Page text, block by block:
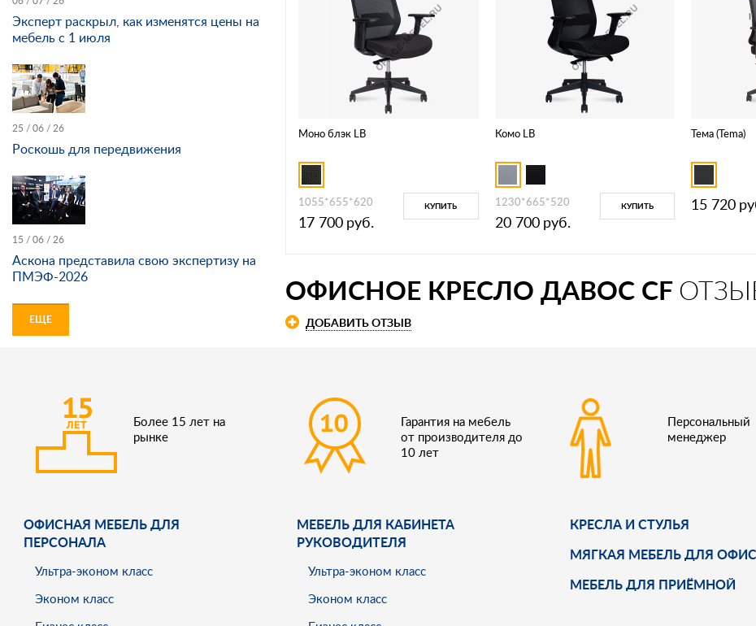
Моно блэк LB
1055*655*620
17 700 руб.
КУПИТЬ
Комо LB
1230*665*520
20 700 руб.
КУПИТЬ
Тема (Tema)
15 720
ОФИСНОЕ КРЕСЛО ДАВОС CF
ДОБАВИТЬ ОТЗЫВ
Эксперт раскрыл, как изменятся цены на
мебель с 1 июля
25 / 06 / 26
Роскошь для передвижения
15 / 06 / 26
Аскона представила свою экспертизу на
ПМЭФ-2026
ЕЩЕ
Более 15 лет на
рынке
Гарантия на мебель
от производителя до
10 лет
Персональный
менеджер
ОФИСНАЯ МЕБЕЛЬ ДЛЯ
ПЕРСОНАЛА
Ультра-эконом класс
Эконом класс
МЕБЕЛЬ ДЛЯ КАБИНЕТА
РУКОВОДИТЕЛЯ
Ультра-эконом класс
Эконом класс
КРЕСЛА И СТУЛЬЯ
МЯГКАЯ МЕБЕЛЬ ДЛЯ
МЕБЕЛЬ ДЛЯ ПРИЁМНОЙ